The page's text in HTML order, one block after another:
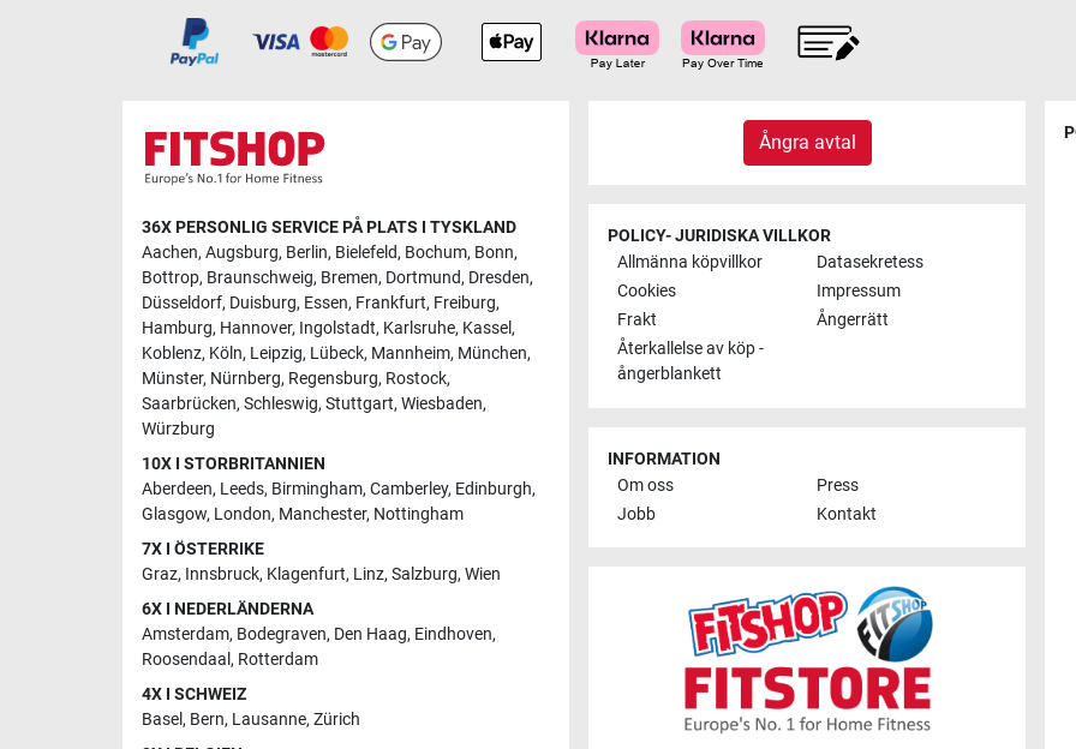
36X PERSONLIG SERVICE PÅ PLATS I TYSKLAND
Aachen, Augsburg, Berlin, Bielefeld, Bochum, Bonn,
Bottrop, Braunschweig, Bremen, Dortmund, Dresden,
Düsseldorf, Duisburg, Essen, Frankfurt, Freiburg,
Hamburg, Hannover, Ingolstadt, Karlsruhe, Kassel,
Koblenz, Köln, Leipzig, Lübeck, Mannheim, München,
Münster, Nürnberg, Regensburg, Rostock,
Saarbrücken, Schleswig, Stuttgart, Wiesbaden,
Würzburg
10X I STORBRITANNIEN
Aberdeen, Leeds, Birmingham, Camberley, Edinburgh,
Glasgow, London, Manchester, Nottingham
7X I ÖSTERRIKE
Graz, Innsbruck, Klagenfurt, Linz, Salzburg, Wien
6X I NEDERLÄNDERNA
Amsterdam, Bodegraven, Den Haag, Eindhoven,
Roosendaal , Rotterdam
4X I SCHWEIZ
Basel, Bern, Lausanne, Zürich
Ångra avtal
POLICY- JURIDISKA VILLKOR
Allmänna köpvillkor
Datasekretess
Cookies
Impressum
Frakt
Ångerrätt
Återkallelse av köp -
ångerblankett
INFORMATION
Om oss
Press
Jobb
Kontakt